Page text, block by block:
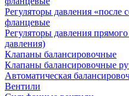
Регуляторы давления «после
фланцевые
Регуляторы давления
давления)
Клапаны балансировочные
Клапаны балансировочные
Автоматическая
Вентили